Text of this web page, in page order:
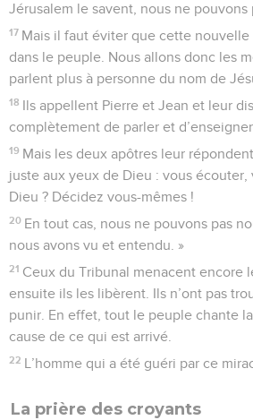
Jérusalem le savent, nous ne pouvons
17 Mais il faut éviter que cette nouvelle
dans le peuple. Nous allons donc les
parlent plus à personne du nom de
18 Ils appellent Pierre et Jean et leur
complètement de parler et
19 Mais les deux apôtres leur
juste aux yeux de Dieu : vous écouter,
Dieu ? Décidez vous-mêmes !
20 En tout cas, nous ne pouvons pas
nous avons vu et entendu. »
21 Ceux du Tribunal menacent encore
ensuite ils les libèrent. Ils n’ont pas
punir. En effet, tout le peuple chante
cause de ce qui est arrivé.
22 L’homme qui a été guéri par ce
La prière des croyants